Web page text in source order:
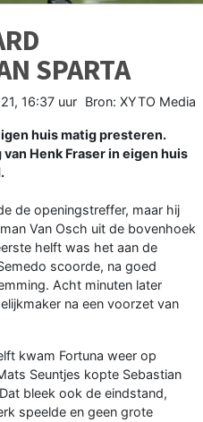
SPARTA
16:37 uur Bron: XYTO Media
huis matig presteren.
Henk Fraser in eigen huis
de openingstreffer, maar hij
Van Osch uit de bovenhoek
helft was het aan de
scoorde, na goed
Acht minuten later
na een voorzet van
kwam Fortuna weer op
Seuntjes kopte Sebastian
bleek ook de eindstand,
speelde en geen grote